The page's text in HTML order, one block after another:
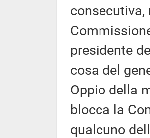
consecutiva,
presidente
cosa del
Oppio della
blocca la
qualcuno